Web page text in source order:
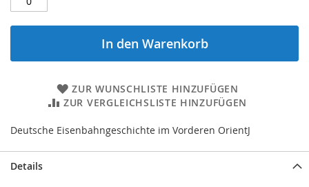
In den Warenkorb
ZUR WUNSCHLISTE HINZUFÜGEN
ZUR VERGLEICHSLISTE HINZUFÜGEN
Deutsche Eisenbahngeschichte im Vorderen OrientJ
Details